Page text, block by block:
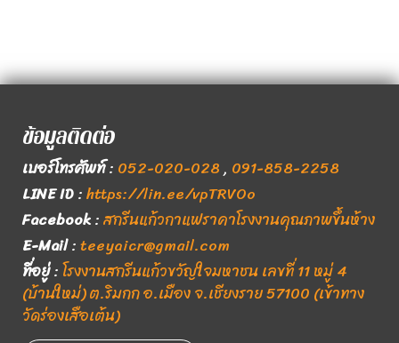
ข้อมูลติดต่อ
เบอร์โทรศัพท์: 052-020-028, 091-858-2258
LINE ID:https://lin.ee/vpTRVOo
Facebook:สกรีนแก้วกาแฟราคาโรงงานคุณภาพขึ้นห้าง
E-Mail:teeyaicr@gmail.com
ที่อยู่:โรงงานสกรีนแก้วขวัญใจมหาชน เลขที่ 11 หมู่ 4
(บ้านใหม่) ต.ริมกก อ.เมือง จ.เชียงราย 57100 (เข้าทาง
วัดร่องเสือเต้น)